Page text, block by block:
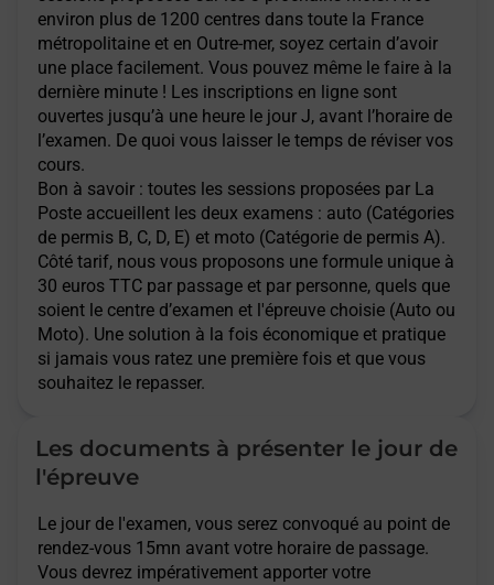
environ plus de 1200 centres dans toute la France
métropolitaine et en Outre-mer, soyez certain d’avoir
une place facilement. Vous pouvez même le faire à la
dernière minute ! Les inscriptions en ligne sont
ouvertes jusqu’à une heure le jour J, avant l’horaire de
l’examen. De quoi vous laisser le temps de réviser vos
cours.
Bon à savoir : toutes les sessions proposées par La
Poste accueillent les deux examens : auto (Catégories
de permis B, C, D, E) et moto (Catégorie de permis A).
Côté tarif, nous vous proposons une formule unique à
30 euros TTC par passage et par personne, quels que
soient le centre d’examen et l'épreuve choisie (Auto ou
Moto). Une solution à la fois économique et pratique
si jamais vous ratez une première fois et que vous
souhaitez le repasser.
Les documents à présenter le jour de
l'épreuve
Le jour de l'examen, vous serez convoqué au point de
rendez-vous 15mn avant votre horaire de passage.
Vous devrez impérativement apporter votre